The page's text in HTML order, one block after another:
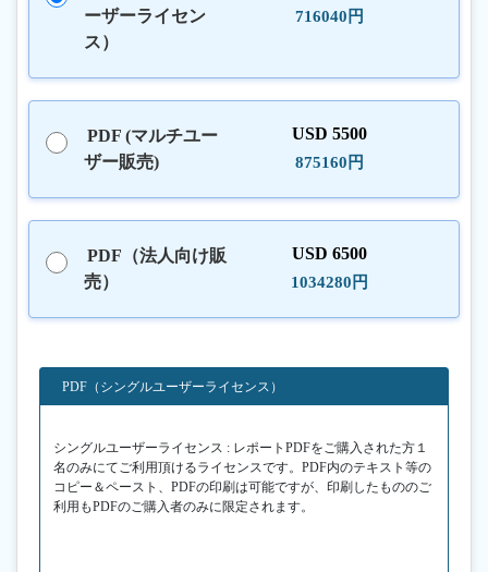
ーザーライセン
ス）
716040円
PDF (マルチユー
ザー販売)
USD 5500
875160円
PDF（法人向け販
売）
USD 6500
1034280円
PDF（シングルユーザーライセンス）
シングルユーザーライセンス : レポートPDFをご購入された方１
名のみにてご利用頂けるライセンスです。PDF内のテキスト等の
コピー＆ペースト、PDFの印刷は可能ですが、印刷したもののご
利用もPDFのご購入者のみに限定されます。